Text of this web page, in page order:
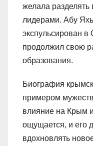
желала разделять
лидерами. Абу
экспульсирован
продолжил свою
образования.
Биография
примером
влияние на Крым
ощущается, и его
вдохновлять